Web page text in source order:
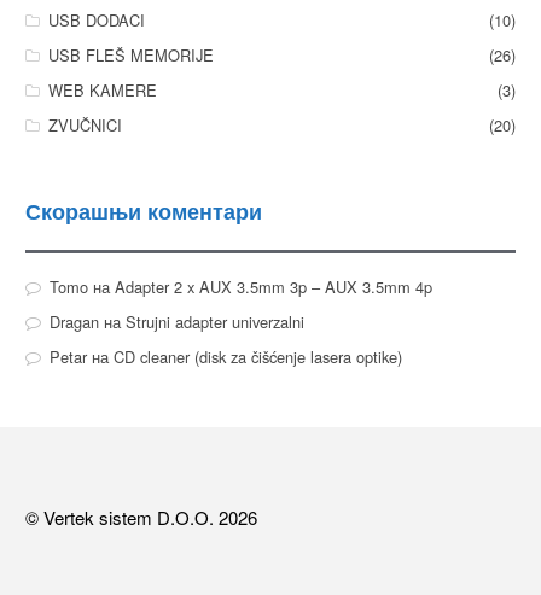
USB DODACI
(10)
USB FLEŠ MEMORIJE
(26)
WEB KAMERE
(3)
ZVUČNICI
(20)
Скорашњи коментари
TomoнаAdapter 2 x AUX 3.5mm 3p – AUX 3.5mm 4p
DraganнаStrujni adapter univerzalni
PetarнаCD cleaner (disk za čišćenje lasera optike)
© Vertek sistem D.O.O. 2026